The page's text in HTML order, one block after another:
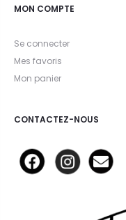
MON COMPTE
Se connecter
Mes favoris
Mon panier
CONTACTEZ-NOUS